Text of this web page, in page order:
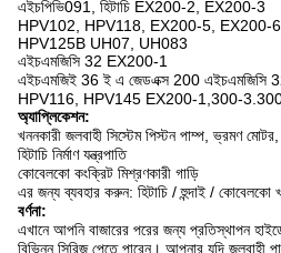
এইচপিভি091, হিটাচি EX200-2, EX200-3
HPV102, HPV118, EX200-5, EX200-
HPV125B UH07, UH083
এইচএমজিসি 32 EX200-1
এইচএমজিই 36 ই এ জেডএক্স 200 এইচএমজিসি
HPV116, HPV145 EX200-1,300-
অ্যাপ্লিকেশন:
খননকারী জলবাহী সিস্টেম পিস্টন পাম্প, ভ্রমণ
হিটাচি নির্মাণ যন্ত্রপাতি
কোবেলকো কংক্রিট মিশ্রণকারী গাড়ি
এর জন্য ব্যবহার করুন: হিটাচি / হুন্দাই / কোবেলকো
বর্ণনা:
এখানে আপনি বাজারের পরের জন্য প্রতিস্থাপন
বিভিন্ন সিরিজ পেতে পারেন। আপনার যদি জলবাহী